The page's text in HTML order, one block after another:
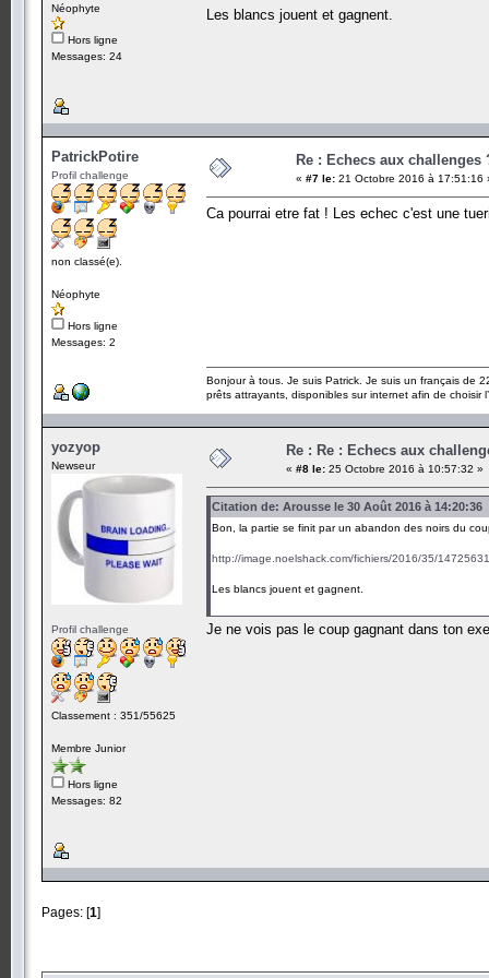
Néophyte
Hors ligne
Messages: 24
Les blancs jouent et gagnent.
PatrickPotire
Profil challenge
non classé(e).
Néophyte
Hors ligne
Messages: 2
Re : Echecs aux challenges
« #7 le: 21 Octobre 2016 à 17:51:16
Ca pourrai etre fat ! Les echec c'est une
Bonjour à tous. Je suis Patrick. Je suis un français de
prêts attrayants, disponibles sur internet afin de choisir
yozyop
Newseur
Profil challenge
Classement : 351/55625
Membre Junior
Hors ligne
Messages: 82
Re : Re : Echecs aux
« #8 le: 25 Octobre 2016 à 10:57:32 »
Citation de: Arousse le 30 Août 2016 à 14:20:36
Bon, la partie se finit par un abandon des noirs du
http://image.noelshack.com/fichiers/2016/35/
Les blancs jouent et gagnent.
Je ne vois pas le coup gagnant dans ton
Pages: [1]